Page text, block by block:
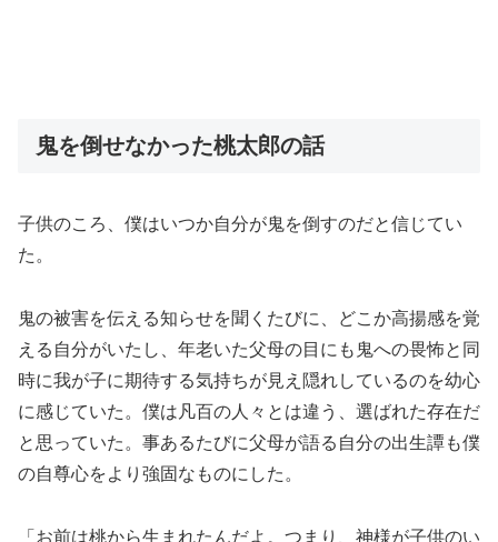
鬼を倒せなかった桃太郎の話
子供のころ、僕はいつか自分が鬼を倒すのだと信じてい
た。
鬼の被害を伝える知らせを聞くたびに、どこか高揚感を覚
える自分がいたし、年老いた父母の目にも鬼への畏怖と同
時に我が子に期待する気持ちが見え隠れしているのを幼心
に感じていた。僕は凡百の人々とは違う、選ばれた存在だ
と思っていた。事あるたびに父母が語る自分の出生譚も僕
の自尊心をより強固なものにした。
「お前は桃から生まれたんだよ。つまり、神様が子供のい